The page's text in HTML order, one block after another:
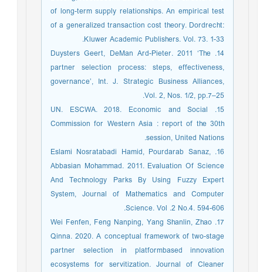
of long-term supply relationships. An empirical test
of a generalized transaction cost theory. Dordrecht:
Kluwer Academic Publishers. Vol. 73. 1-33.
14. Duysters Geert, DeMan Ard-Pieter. 2011 ‘The
partner selection process: steps, effectiveness,
governance’, Int. J. Strategic Business Alliances,
Vol. 2, Nos. 1/2, pp.7–25.
15. UN. ESCWA. 2018. Economic and Social
Commission for Western Asia : report of the 30th
session, United Nations.
16. Eslami Nosratabadi Hamid, Pourdarab Sanaz,
Abbasian Mohammad. 2011. Evaluation Of Science
And Technology Parks By Using Fuzzy Expert
System, Journal of Mathematics and Computer
Science. Vol .2 No.4. 594-606.
17. Wei Fenfen, Feng Nanping, Yang Shanlin, Zhao
Qinna. 2020. A conceptual framework of two-stage
partner selection in platformbased innovation
ecosystems for servitization. Journal of Cleaner